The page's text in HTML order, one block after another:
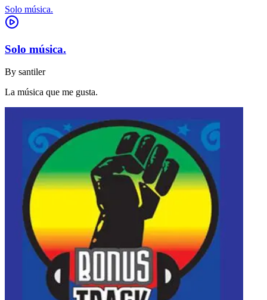
Solo música.
Solo música.
By santiler
La música que me gusta.